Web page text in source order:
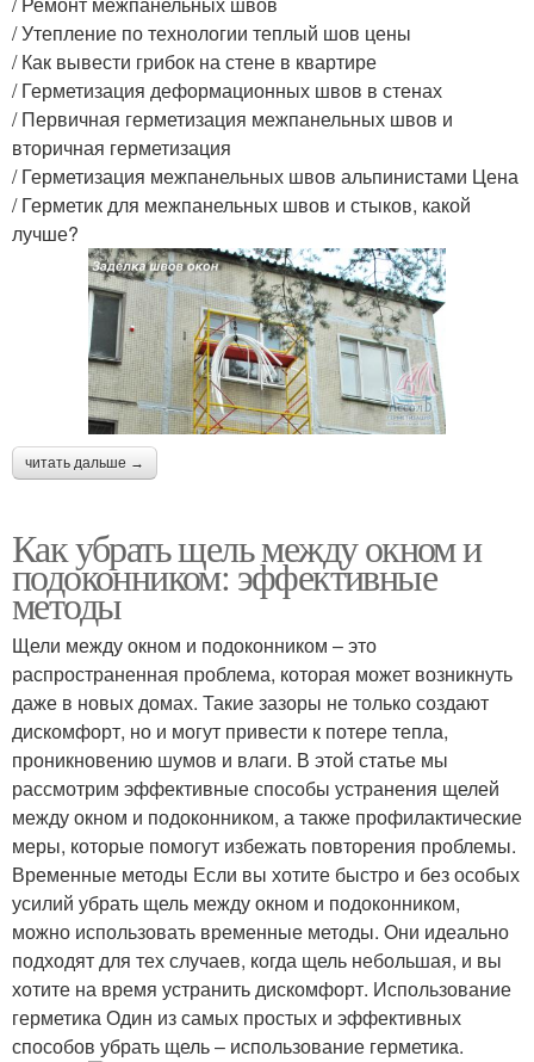
/ Утепление по технологии теплый шов цены
/ Как вывести грибок на стене в квартире
/ Герметизация деформационных швов в стенах
/ Первичная герметизация межпанельных швов и
вторичная герметизация
/ Герметизация межпанельных швов альпинистами Цена
/ Герметик для межпанельных швов и стыков, какой
лучше?
читать дальше →
Как убрать щель между окном и
подоконником: эффективные
методы
Щели между окном и подоконником – это
распространенная проблема, которая может возникнуть
даже в новых домах. Такие зазоры не только создают
дискомфорт, но и могут привести к потере тепла,
проникновению шумов и влаги. В этой статье мы
рассмотрим эффективные способы устранения щелей
между окном и подоконником, а также профилактические
меры, которые помогут избежать повторения проблемы.
Временные методы Если вы хотите быстро и без особых
усилий убрать щель между окном и подоконником,
можно использовать временные методы. Они идеально
подходят для тех случаев, когда щель небольшая, и вы
хотите на время устранить дискомфорт. Использование
герметика Один из самых простых и эффективных
способов убрать щель – использование герметика.